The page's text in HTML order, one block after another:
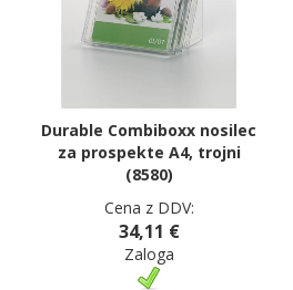
Durable Combiboxx nosilec
za prospekte A4, trojni
(8580)
Cena z DDV:
34,11 €
Zaloga